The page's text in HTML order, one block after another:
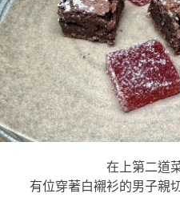
在上第二道
有位穿著白襯衫的男子親